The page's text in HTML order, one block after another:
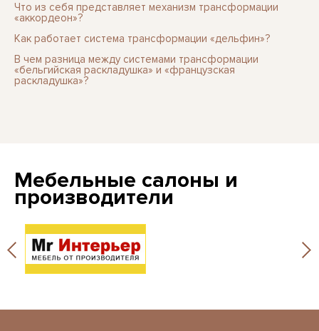
Что из себя представляет механизм трансформации
«аккордеон»?
Как работает система трансформации «дельфин»?
В чем разница между системами трансформации
«бельгийская раскладушка» и «французская
раскладушка»?
Мебельные салоны и
производители